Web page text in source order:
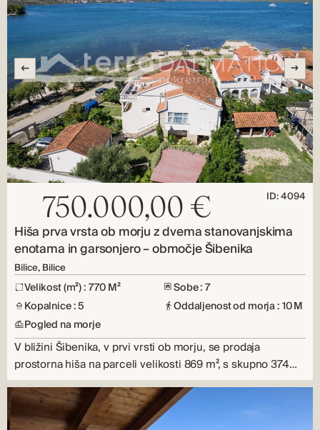
750.000,00 € ID: 4094
Hiša prva vrsta ob morju z dvema stanovanjskima
enotama in garsonjero – območje Šibenika
Bilice, Bilice
Velikost (m²) : 770 M²
Sobe : 7
Kopalnice : 5
Oddaljenost od morja : 10 M
Pogled na morje
V bližini Šibenika, v prvi vrsti ob morju, se prodaja
prostorna hiša na parceli velikosti 869 m², s skupno 374…